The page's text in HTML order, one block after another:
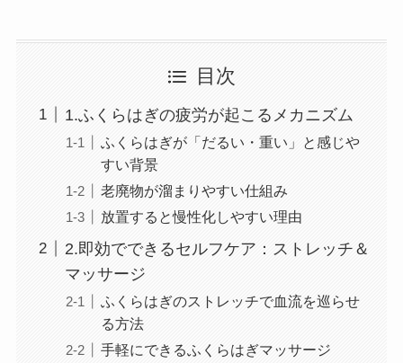
目次
1.ふくらはぎの疲労が起こるメカニズム
ふくらはぎが「だるい・重い」と感じや
すい背景
老廃物が溜まりやすい仕組み
放置すると慢性化しやすい理由
2.即効でできるセルフケア：ストレッチ＆
マッサージ
ふくらはぎのストレッチで血流を巡らせ
る方法
手軽にできるふくらはぎマッサージ